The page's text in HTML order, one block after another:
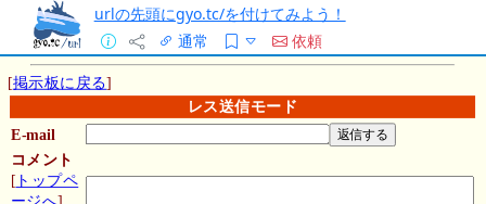
urlの先頭にgyo.tc/を付けてみよう！
通常
依頼